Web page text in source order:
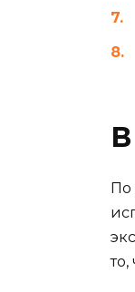
По
то,